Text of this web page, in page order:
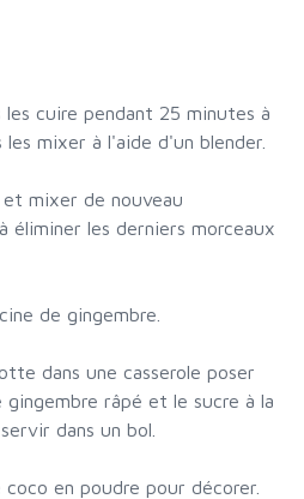
cuire pendant 25 minutes à
mixer à l'aide d'un blender.
mixer de nouveau
éliminer les derniers morceaux
de gingembre.
dans une casserole poser
râpé et le sucre à la
dans un bol.
en poudre pour décorer.